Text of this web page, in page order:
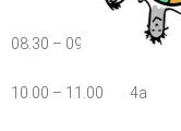
08.30 – 09.30 4c
10.00 – 11.00 4a